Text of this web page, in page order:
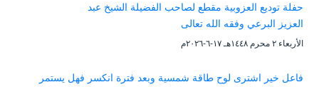
حفلة توديع العزوبية مقطع لصاحب الفضيلة الشيخ عبد
العزيز البرعي وفقه الله تعالى
الأربعاء ۲ محرم ۱٤٤۸هـ ۱۷-٦-۲۰۲٦م
فاعل خير اشترى لوح طاقة شمسية وبعد فترة انكسر فهل يستمر